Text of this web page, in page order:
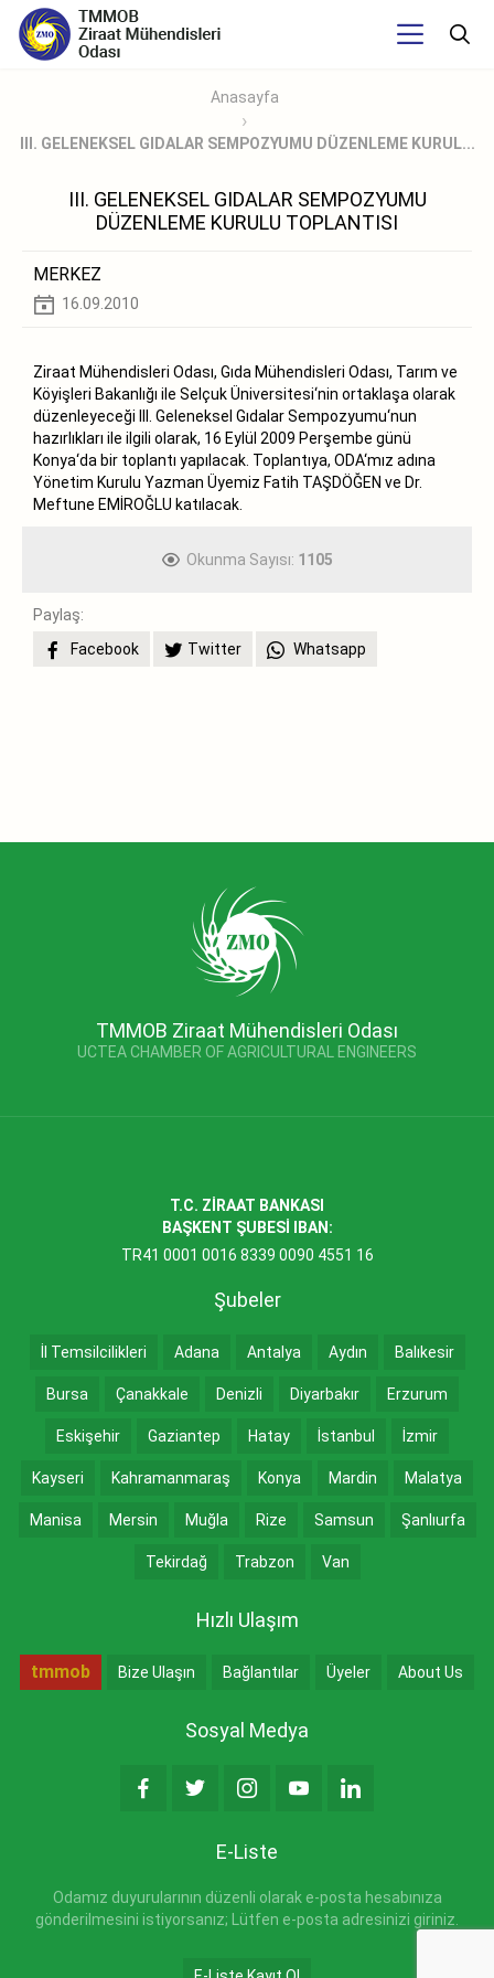
Anasayfa
III. GELENEKSEL GIDALAR SEMPOZYUMU DÜZENLEME KURUL...
III. GELENEKSEL GIDALAR SEMPOZYUMU
DÜZENLEME KURULU TOPLANTISI
MERKEZ
16.09.2010
Ziraat Mühendisleri Odası, Gıda Mühendisleri Odası, Tarım ve
Köyişleri Bakanlığı ile Selçuk Üniversitesi‘nin ortaklaşa olarak
düzenleyeceği III. Geleneksel Gıdalar Sempozyumu‘nun
hazırlıkları ile ilgili olarak, 16 Eylül 2009 Perşembe günü
Konya‘da bir toplantı yapılacak. Toplantıya, ODA‘mız adına
Yönetim Kurulu Yazman Üyemiz Fatih TAŞDÖĞEN ve Dr.
Meftune EMİROĞLU katılacak.
Okunma Sayısı: 1105
Paylaş:
Facebook
Twitter Whatsapp
TMMOB Ziraat Mühendisleri Odası
UCTEA CHAMBER OF AGRICULTURAL ENGINEERS
T.C. ZİRAAT BANKASI
BAŞKENT ŞUBESİ IBAN:
TR41 0001 0016 8339 0090 4551 16
Şubeler
İl Temsilcilikleri Adana Antalya Aydın Balıkesir
Bursa Çanakkale Denizli Diyarbakır Erzurum
Eskişehir Gaziantep Hatay İstanbul İzmir
Kayseri Kahramanmaraş Konya Mardin Malatya
Manisa Mersin Muğla Rize Samsun Şanlıurfa
Tekirdağ Trabzon Van
Hızlı Ulaşım
tmmob Bize Ulaşın Bağlantılar Üyeler About Us
Sosyal Medya
E-Liste
Odamız duyurularının düzenli olarak e-posta hesabınıza
gönderilmesini istiyorsanız; Lütfen e-posta adresinizi giriniz.